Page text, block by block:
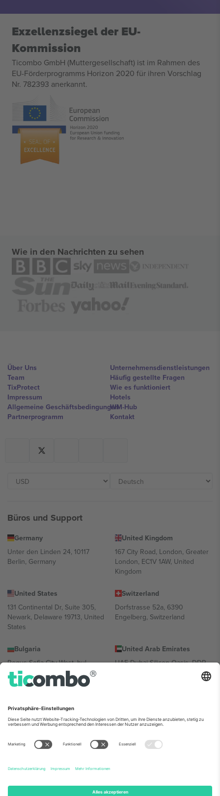
Exzellenzsiegel der EU-
Kommission
Ticombo GmbH (Muttergesellschaft) ist im Rahmen des
EU-Förderprogramms Horizon 2020 für ihren Vorschlag
Nr. 782393 anerkannt.
Wie in den Nachrichten zu sehen
Über Uns
Team
TixProtect
Impressum
Allgemeine Geschäftsbedingungen
Partnerprogramm
Unternehmensdienstleistungen
Häufig gestellte Fragen
Wie es funktioniert
Hotels
WM-Hub
Kontakt
Büros und Support
Germany
Unter den Linden 24, 10117
Berlin, Germany
United Kingdom
167 City Road, London, Greater
London, EC1V 1AW, United
Kingdom
United States
131 Continental Dr, Suite 305,
Newark, Delaware 19713, United
States
Switzerland
Dorfstrasse 52a, 6390
Engelberg, Switzerland
Bulgaria
Regus Sofia City West, bul
Totleben 53-55, 1606 Sofia,
Bulgaria
United Arab Emirates
UAE Dubai Silicon Oasis, DDP
Building A1, Office 302, Dubai,
Mexico
Av Chapultepec 360, Roma
Norte, Cuauhtémoc, 06700
Ciudad de México, CDMX,
Mexico
Die juristische Person des Plattformanbieters kann je nach
Informationen finden Sie auf der jeweiligen Veranstaltungsseite, im